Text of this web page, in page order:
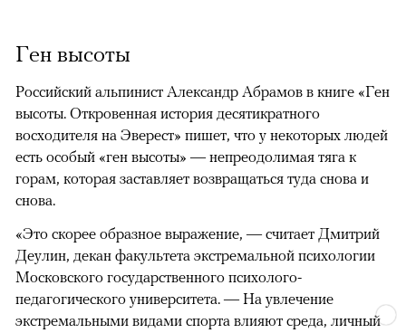
Ген высоты
Российский альпинист Александр Абрамов в книге «Ген
высоты. Откровенная история десятикратного
восходителя на Эверест» пишет, что у некоторых людей
есть особый «ген высоты» — непреодолимая тяга к
горам, которая заставляет возвращаться туда снова и
снова.
«Это скорее образное выражение, — считает Дмитрий
Деулин, декан факультета экстремальной психологии
Московского государственного психолого-
педагогического университета. — На увлечение
экстремальными видами спорта влияют среда, личный